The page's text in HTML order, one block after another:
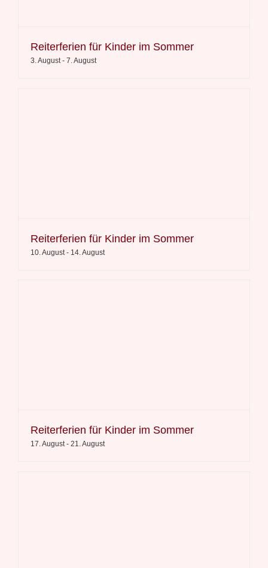
Reiterferien für Kinder im Sommer
3. August- 7. August
Reiterferien für Kinder im Sommer
10. August - 14. August
Reiterferien für Kinder im Sommer
17. August- 21. August